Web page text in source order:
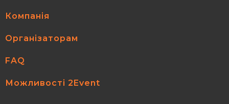
Компанія
Організаторам
FAQ
Можливості 2Event